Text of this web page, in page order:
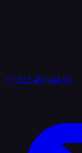
+7 812 467-44-50